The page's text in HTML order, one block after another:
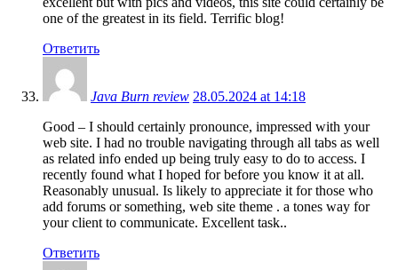
one of the greatest in its field. Terrific blog!
Ответить
Java Burn review 28.05.2024 at 14:18
Good – I should certainly pronounce, impressed with your
web site. I had no trouble navigating through all tabs as well
as related info ended up being truly easy to do to access. I
recently found what I hoped for before you know it at all.
Reasonably unusual. Is likely to appreciate it for those who
add forums or something, web site theme . a tones way for
your client to communicate. Excellent task..
Ответить